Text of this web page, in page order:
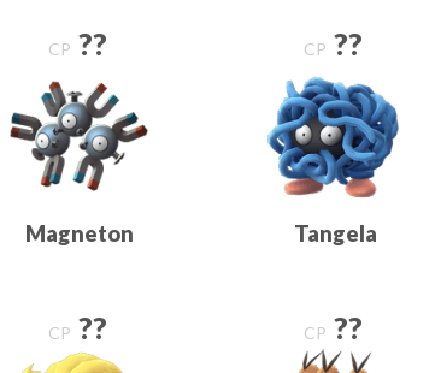
CP ??
Magneton
CP ??
Tangela
CP ?? CP ??